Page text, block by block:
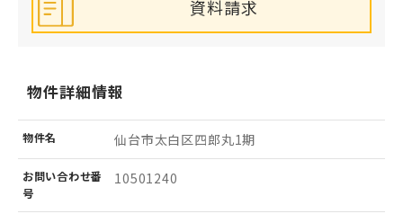
資料請求
物件詳細情報
物件名 仙台市太白区四郎丸1期
お問い合わせ番
号
10501240